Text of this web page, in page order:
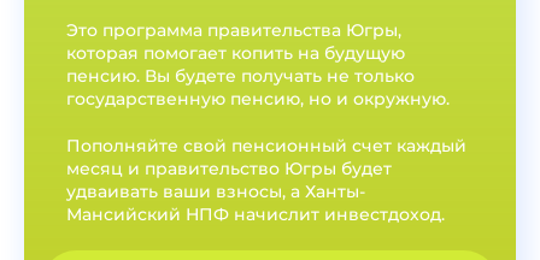
Это программа правительства Югры,
которая помогает копить на будущую
пенсию. Вы будете получать не только
государственную пенсию, но и окружную.
Пополняйте свой пенсионный счет каждый
месяц и правительство Югры будет
удваивать ваши взносы, а Ханты-
Мансийский НПФ начислит инвестдоход.